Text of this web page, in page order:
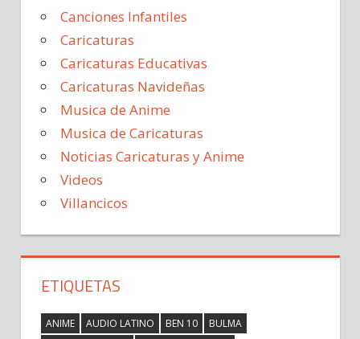
Canciones Infantiles
Caricaturas
Caricaturas Educativas
Caricaturas Navideñas
Musica de Anime
Musica de Caricaturas
Noticias Caricaturas y Anime
Videos
Villancicos
ETIQUETAS
ANIME AUDIO LATINO BEN 10
BULMA